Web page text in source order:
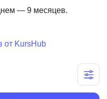
— 9 месяцев.
от KursHub